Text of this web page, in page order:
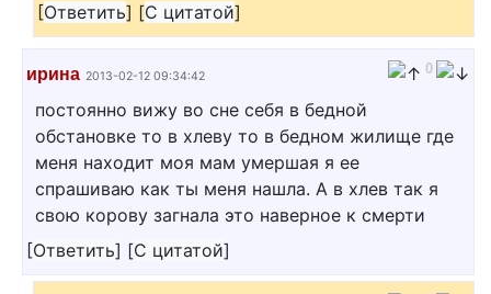
[Ответить] [С цитатой]
ирина 2013-02-12 09:34:42 0
постоянно вижу во сне себя в бедной
обстановке то в хлеву то в бедном жилище где
меня находит моя мам умершая я ее
спрашиваю как ты меня нашла. А в хлев так я
свою корову загнала это наверное к смерти
[Ответить] [С цитатой]